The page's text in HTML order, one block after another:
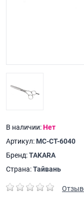
В наличии:Нет
Артикул: MC-CT-6040
Бренд:TAKARA
Страна:Тайвань